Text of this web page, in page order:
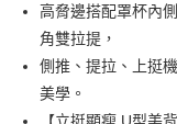
【關於「AFTEE先享後付
AFTEE先享後付是「在
便利好安心！
１．簡單：不需註冊會
２．便利：只要手機號碼
運送方式
全家取貨付款-以
高脅邊搭配罩杯內
角雙拉提，
側推、提拉、上挺
美學。